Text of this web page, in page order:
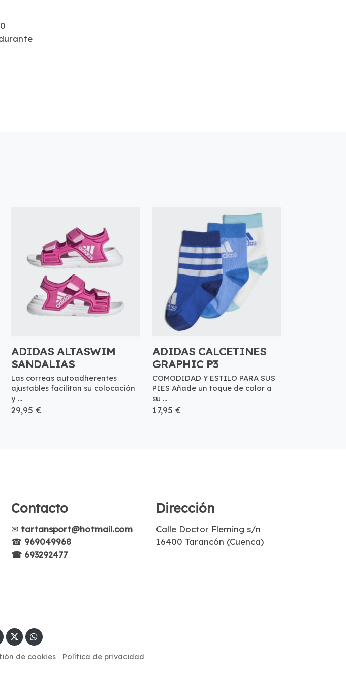
ADIDAS ALTASWIM
SANDALIAS
Las correas autoadherentes
ajustables facilitan su colocación
y ...
29,95 €
ADIDAS CALCETINES
GRAPHIC P3
COMODIDAD Y ESTILO PARA SUS
PIES Añade un toque de color a
su ...
17,95 €
Contacto
✉ tartansport@hotmail.com
☎ 969049968
☎ 693292477
Dirección
Calle Doctor Fleming s/n
16400 Tarancón (Cuenca)
de cookies Política de privacidad